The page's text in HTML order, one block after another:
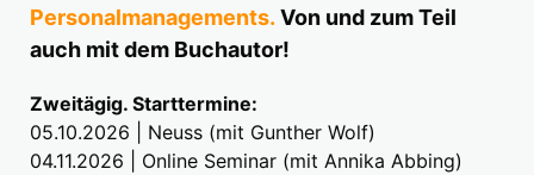
Personalmanagements. Von und zum Teil
auch mit dem Buchautor!
Zweitägig. Starttermine:
05.10.2026 | Neuss (mit Gunther Wolf)
04.11.2026 | Online Seminar (mit Annika Abbing)